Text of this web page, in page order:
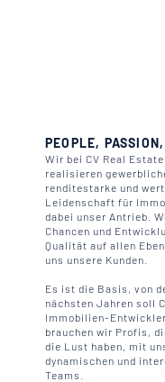
PEOPLE,
Wir bei CV Real
realisieren
renditestarke und
Leidenschaft für
dabei unser Antrieb.
Chancen und
Qualität auf allen
uns unsere Kunden.
Es ist die Basis, von
nächsten Jahren soll
Immobilien-
brauchen wir Profis,
die Lust haben, mit
dynamischen und
Teams.